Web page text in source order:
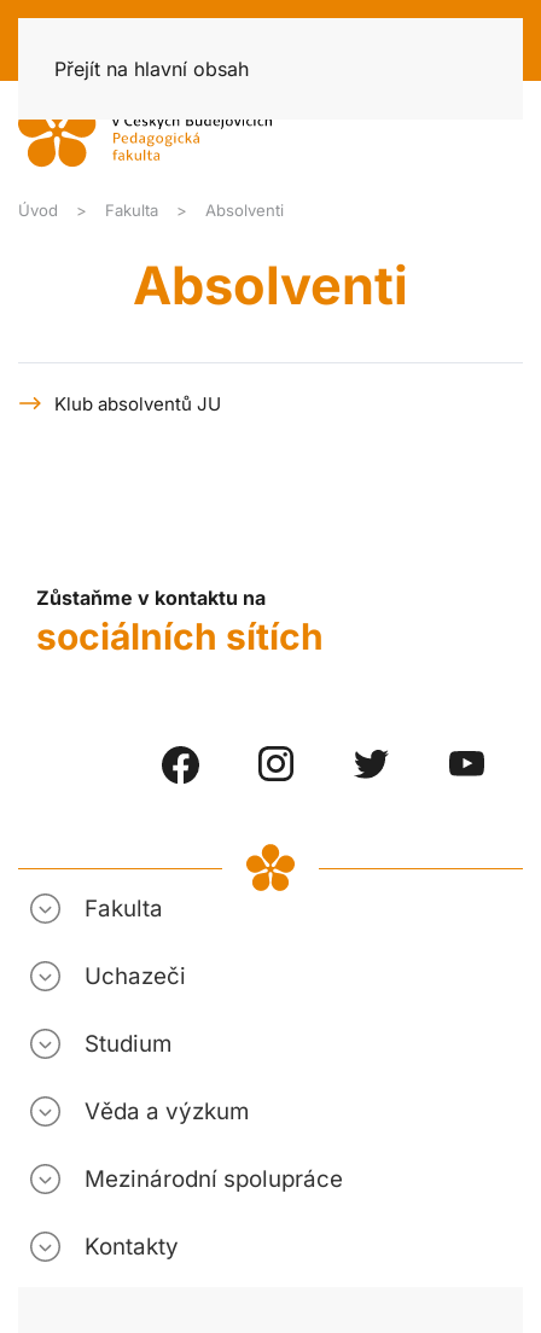
Přejít na hlavní obsah
Úvod Fakulta Absolventi
Absolventi
Klub absolventů JU
Zůstaňme v kontaktu na
sociálních sítích
Fakulta
Uchazeči
Studium
Věda a výzkum
Mezinárodní spolupráce
Kontakty